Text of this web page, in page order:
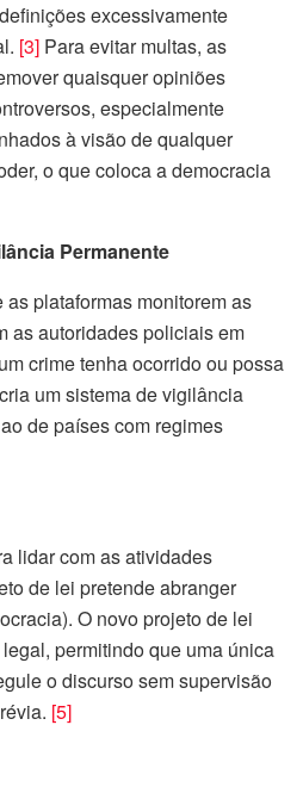
excessivamente
[3] Para evitar multas, as
quaisquer opiniões
especialmente
à visão de qualquer
o que coloca a democracia
Permanente
plataformas monitorem as
as autoridades policiais em
crime tenha ocorrido ou possa
um sistema de vigilância
de países com regimes
lidar com as atividades
de lei pretende abranger
O novo projeto de lei
permitindo que uma única
o discurso sem supervisão
[5]